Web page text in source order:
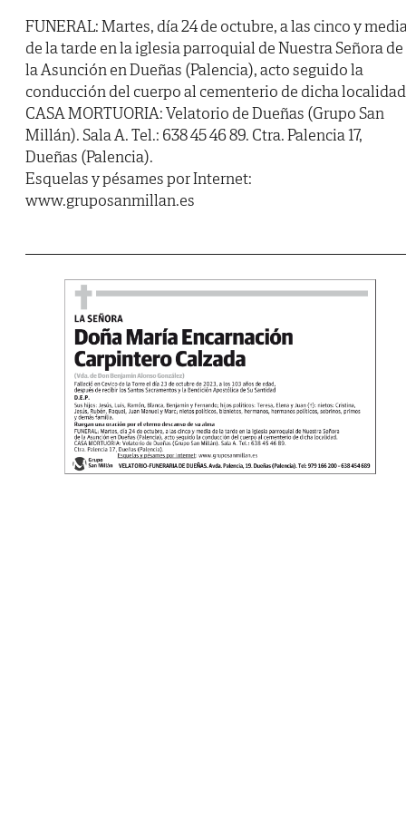
FUNERAL: Martes, día 24 de octubre, a las cinco y
de la tarde en la iglesia parroquial de Nuestra Señora de
la Asunción en Dueñas (Palencia), acto seguido la
conducción del cuerpo al cementerio de dicha
CASA MORTUORIA: Velatorio de Dueñas (Grupo San
Millán). Sala A. Tel.: 638 45 46 89. Ctra. Palencia 17,
Dueñas (Palencia).
Esquelas y pésames por Internet:
www.gruposanmillan.es